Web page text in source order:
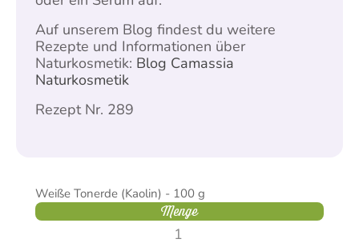
Auf unserem Blog findest du weitere
Rezepte und Informationen über
Naturkosmetik: Blog Camassia
Naturkosmetik
Rezept Nr. 289
Weiße Tonerde (Kaolin) - 100 g
Menge